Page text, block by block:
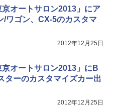
オートサロン2013」にア
/ワゴン、CX-5のカスタマ
2012年12月25日
京オートサロン2013」にB
ターのカスタマイズカー出
2012年12月25日